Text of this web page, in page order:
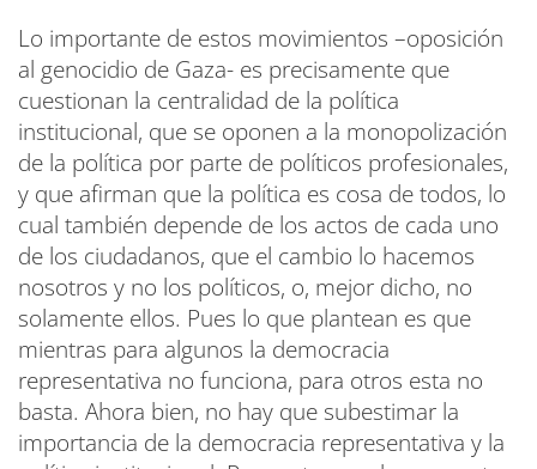
Lo importante de estos movimientos –oposición
al genocidio de Gaza- es precisamente que
cuestionan la centralidad de la política
institucional, que se oponen a la monopolización
de la política por parte de políticos profesionales,
y que afirman que la política es cosa de todos, lo
cual también depende de los actos de cada uno
de los ciudadanos, que el cambio lo hacemos
nosotros y no los políticos, o, mejor dicho, no
solamente ellos. Pues lo que plantean es que
mientras para algunos la democracia
representativa no funciona, para otros esta no
basta. Ahora bien, no hay que subestimar la
importancia de la democracia representativa y la